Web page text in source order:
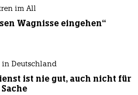
im All
Wagnisse eingehen“
Deutschland
ist nie gut, auch nicht für